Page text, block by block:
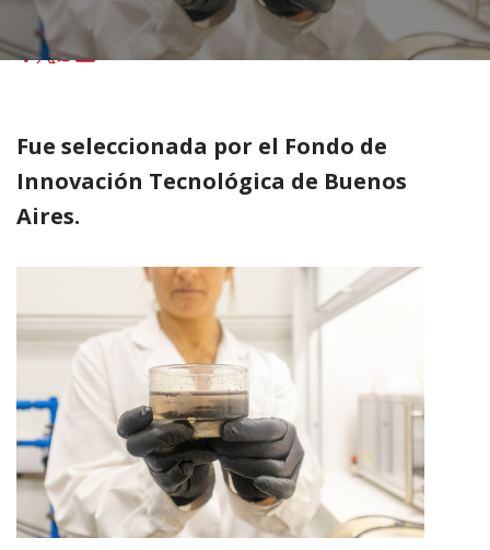
para colaborar en un proyecto agrícola con tecnología de punta
Fue seleccionada por el Fondo de
Innovación Tecnológica de Buenos
Aires.